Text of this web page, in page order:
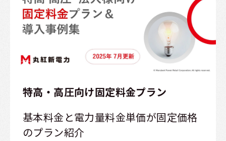
特高・高圧向け固定料金プラン
基本料金と電力量料金単価が固定価格
のプラン紹介